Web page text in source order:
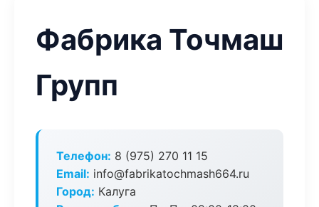
Фабрика Точмаш
Групп
Телефон: 8 (975) 270 11 15
Email: info@fabrikatochmash664.ru
Город: Калуга